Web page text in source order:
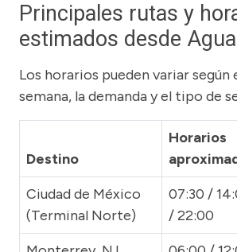
Principales rutas y
estimados desde
Los horarios pueden variar según
semana, la demanda y el tipo de
Destino
Horarios
Ciudad de México
(Terminal Norte)
07:30 /
/ 22:00